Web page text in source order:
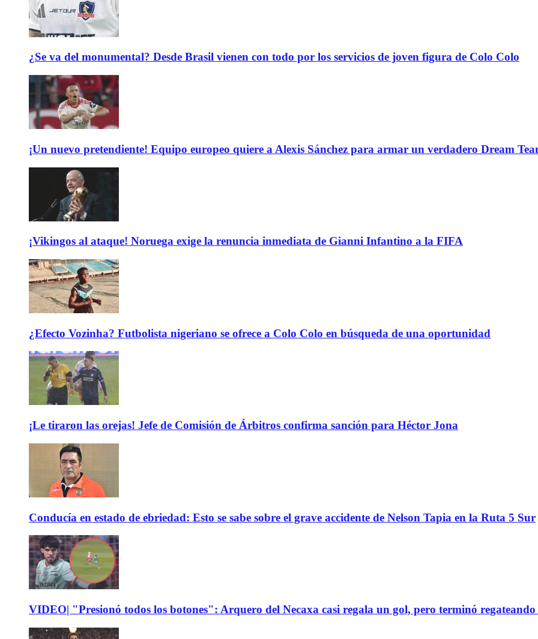
¿Se va del monumental? Desde Brasil vienen con todo por los servicios de joven figura de Colo Colo
¡Un nuevo pretendiente! Equipo europeo quiere a Alexis Sánchez para armar un verdadero Dream
¡Vikingos al ataque! Noruega exige la renuncia inmediata de Gianni Infantino a la FIFA
¿Efecto Vozinha? Futbolista nigeriano se ofrece a Colo Colo en búsqueda de una oportunidad
¡Le tiraron las orejas! Jefe de Comisión de Árbitros confirma sanción para Héctor Jona
Conducía en estado de ebriedad: Esto se sabe sobre el grave accidente de Nelson Tapia en la Ruta 5 Sur
VIDEO| "Presionó todos los botones": Arquero del Necaxa casi regala un gol, pero terminó